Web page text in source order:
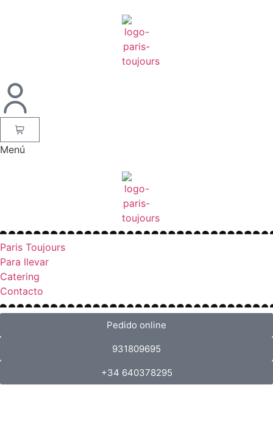
Menú
Paris Toujours
Para llevar
Catering
Contacto
Pedido online
931809695
+34 640378295